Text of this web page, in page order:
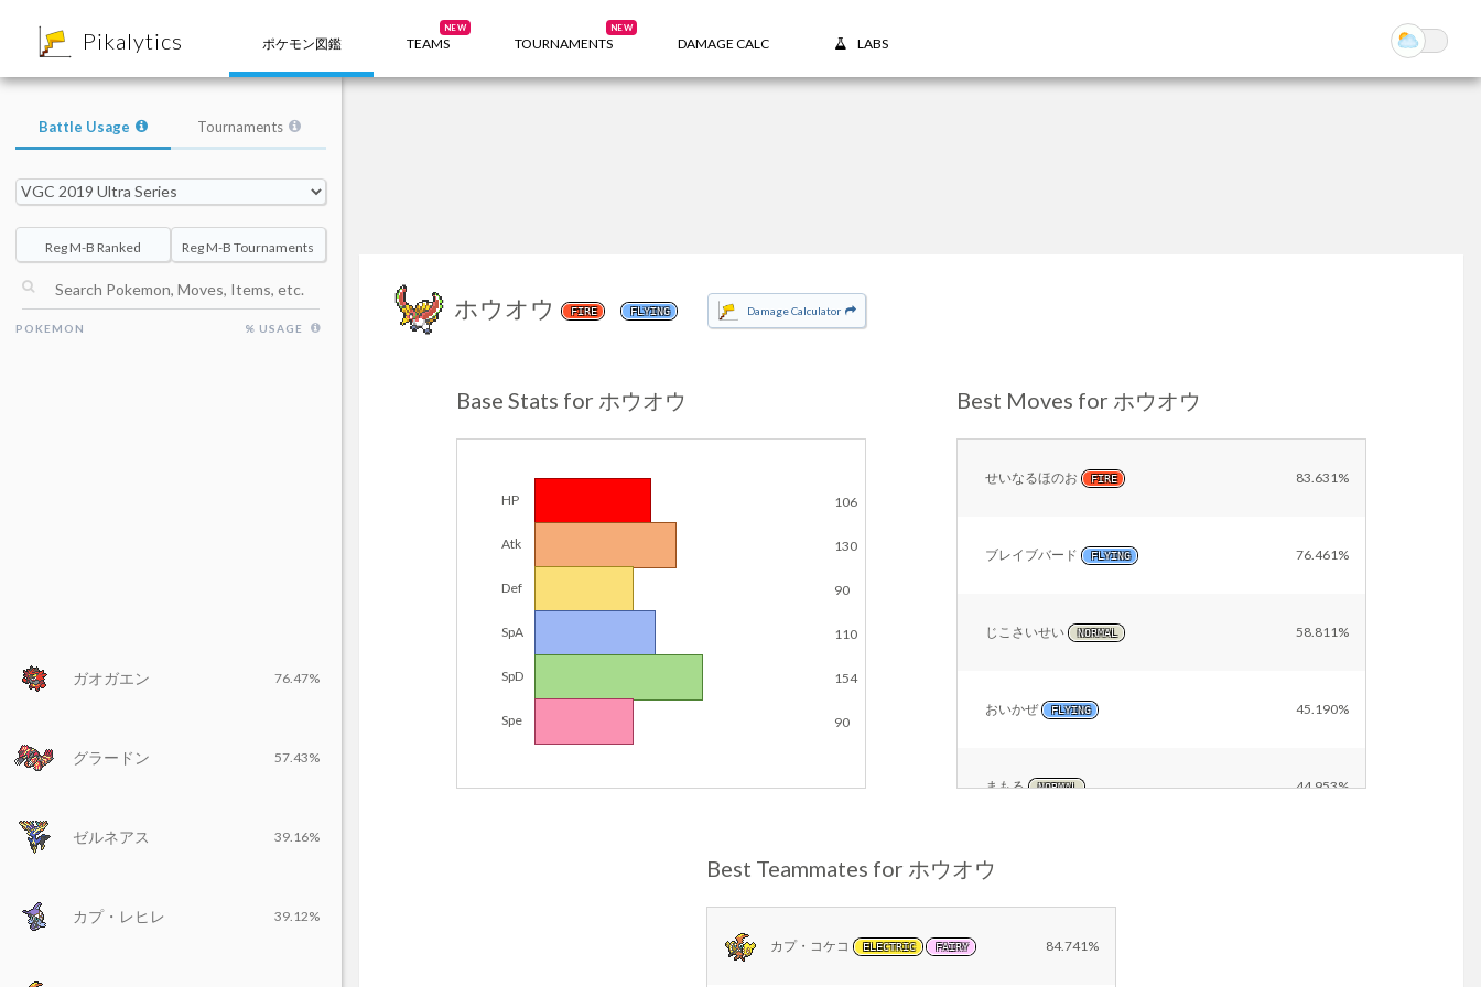
Pikalytics ポケモン図鑑 TEAMS
NEW
TOURNAMENTS
NEW
DAMAGE CALC LABS
ホウオウ FIRE FLYING Damage Calculator
Base Stats for ホウオウ
HP 106
Atk 130
Def 90
SpA 110
SpD 154
Spe 90
Best Moves for ホウオウ
せいなるほのお FIRE 83.631%
ブレイブバード FLYING 76.461%
じこさいせい NORMAL 58.811%
おいかぜ FLYING 45.190%
まもる NORMAL 44.953%
ウェザーボール
だいちのちから GROUND
Best Teammates for ホウオウ
カプ・コケコ ELECTRIC FAIRY 84.741%
Battle Usage Tournaments
Reg M-B Ranked Reg M-B Tournaments
POKEMON % USAGE
ガオガエン 76.47%
グラードン 57.43%
ゼルネアス 39.16%
カプ・レヒレ 39.12%